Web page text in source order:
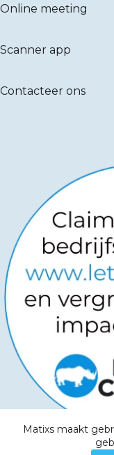
Matixs maakt
Online meeting
Scanner app
Contacteer ons
Copyright